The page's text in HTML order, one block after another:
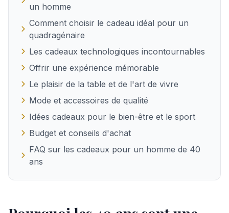
un homme
Comment choisir le cadeau idéal pour un
quadragénaire
Les cadeaux technologiques incontournables
Offrir une expérience mémorable
Le plaisir de la table et de l'art de vivre
Mode et accessoires de qualité
Idées cadeaux pour le bien-être et le sport
Budget et conseils d'achat
FAQ sur les cadeaux pour un homme de 40
ans